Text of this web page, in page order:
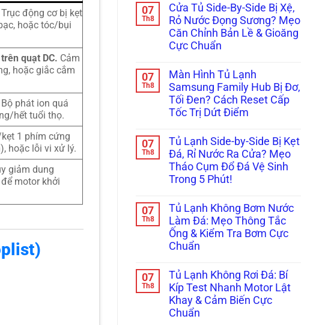
động cơ bị kẹt
hoặc tóc/bụi
quạt DC. Cảm
hoặc giắc cắm
phát ion quá
hết tuổi thọ.
1 phím cứng
hoặc lỗi vi xử lý.
giảm dung
motor khởi
Trong
5
Phút
Sương
Mờ
Kính:
Bắt
Đúng
Bệnh
Hay
Lỗi
Sấy
Kính?
bình
luận
ở
Tủ
Lạnh
Multidoor
Cánh
Kêu
Réo
To
Ngăn
Đông
Bắt
Bệnh
Kẹt
Quạt
Dàn
Lạnh
Inverter
Chuẩn
07
Th8
Cửa Tủ Side-By-Side Bị Xệ,
Rỏ Nước Đọng Sương? Mẹo
Căn Chỉnh Bản Lề & Gioăng
Cực Chuẩn
bình
luận
ở
Cửa
Tủ
Side-
Side
Xệ,
Rỏ
Nước
Đọng
Sương?
Căn
Chỉnh
Bản
Lề
&
Gioăng
Cực
07
Th8
Màn Hình Tủ Lạnh
Samsung Family Hub Bị Đơ,
Tối Đen? Cách Reset Cấp
Tốc Trị Dứt Điểm
bình
luận
ở
Màn
Hình
Tủ
Samsung
Family
Hub
Bị
Đơ,
Tối
Đen?
Reset
Cấp
Tốc
Trị
Dứt
Điểm
07
Th8
Tủ Lạnh Side-by-Side Bị Kẹt
Đá, Rỉ Nước Ra Cửa? Mẹo
Tháo Cụm Đổ Đá Vệ Sinh
Trong 5 Phút!
bình
luận
ở
Tủ
Lạnh
Side-
Side
Kẹt
Đá,
Rỉ
Nước
Ra
07
Th8
Tủ Lạnh Không Bơm Nước
Làm Đá: Mẹo Thông Tắc
Ống & Kiểm Tra Bơm Cực
Chuẩn
bình
luận
ở
Tủ
Lạnh
Không
07
Th8
Tủ Lạnh Không Rơi Đá: Bí
Kíp Test Nhanh Motor Lật
Khay & Cảm Biến Cực
Chuẩn